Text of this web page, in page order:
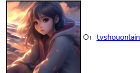
От tvshouonlain